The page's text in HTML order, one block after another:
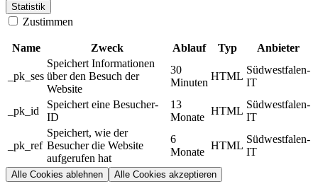
Statistik
Zustimmen
Name Zweck Ablauf Typ Anbieter
_pk_ses
Speichert Informationen
über den Besuch der
Website
30
Minuten
HTML
Südwestfalen-
IT
_pk_id
Speichert eine Besucher-
ID
13
Monate
HTML
Südwestfalen-
IT
_pk_ref
Speichert, wie der
Besucher die Website
aufgerufen hat
6
Monate
HTML
Südwestfalen-
IT
Alle Cookies ablehnen Alle Cookies akzeptieren